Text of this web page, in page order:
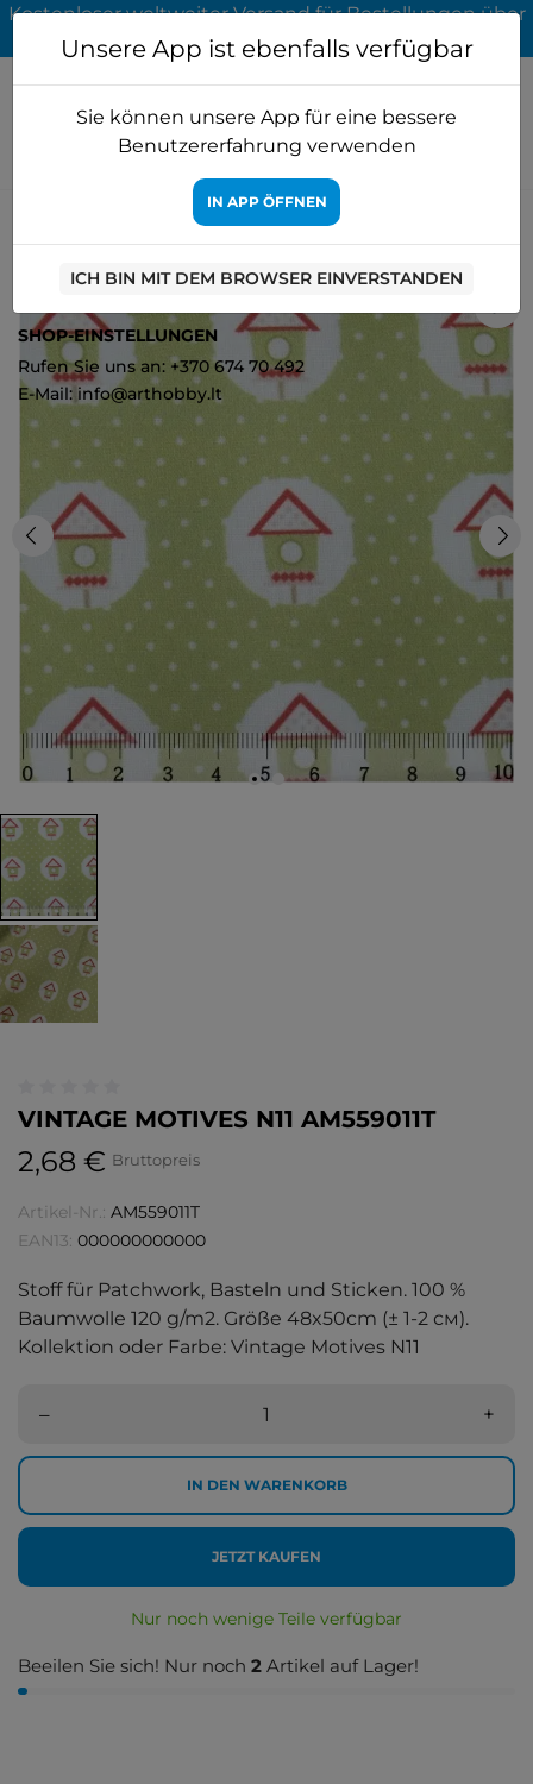
Kostenloser weltweiter Versand für Bestellungen über
65 EUR
Patchworkstoffe Patchwork fabrics
Motives N11 AM559011T
VINTAGE MOTIVES N11 AM559011T
2,68 € Bruttopreis
Artikel-Nr.: AM559011T
EAN13: 000000000000
Stoff für Patchwork, Basteln und Sticken. 100 %
Baumwolle 120 g/m2. Größe 48x50cm (± 1-2 см).
Kollektion oder Farbe: Vintage Motives N11
– +
IN DEN WARENKORB
JETZT KAUFEN
Nur noch wenige Teile verfügbar
Beeilen Sie sich! Nur noch 2 Artikel auf Lager!
Unsere App ist ebenfalls verfügbar
Sie können unsere App für eine bessere
Benutzererfahrung verwenden
IN APP ÖFFNEN
ICH BIN MIT DEM BROWSER EINVERSTANDEN
SHOP-EINSTELLUNGEN
Rufen Sie uns an: +370 674 70 492
E-Mail: info@arthobby.lt